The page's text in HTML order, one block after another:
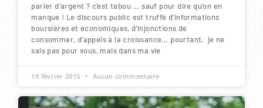
parler d’argent ? c’est tabou … sauf pour dire qu’on en
manque ! Le discours public est truffé d’informations
boursières et économiques, d’injonctions de
consommer, d’appels à la croissance… pourtant, je ne
sais pas pour vous, mais dans ma vie
19 février 2015 Aucun commentaire